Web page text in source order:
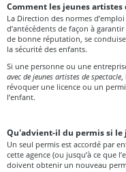
Comment les jeunes artistes
La Direction des normes
d’antécédents de façon à
de bonne réputation, se
la sécurité des enfants.
Si une personne ou une
avec de jeunes artistes de spectacle,
révoquer une licence ou un
l’enfant.
Qu'advient-il du permis si le
Un seul permis est accordé par
cette agence (ou jusqu’à ce que
doivent obtenir un nouveau